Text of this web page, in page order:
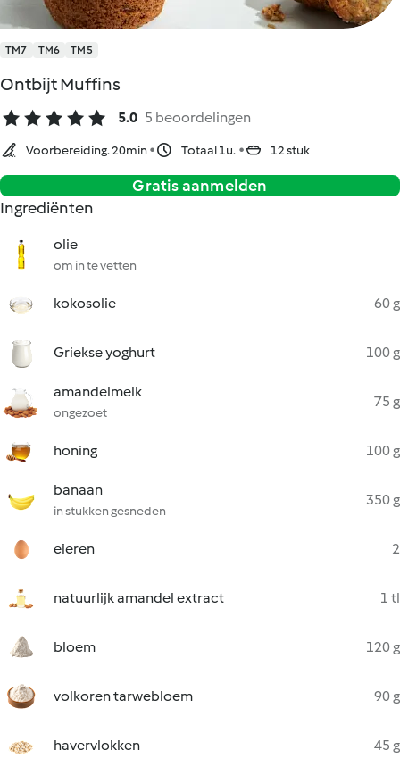
TM7 TM6 TM5
Ontbijt Muffins
5.0 5 beoordelingen
Voorbereiding. 20min Totaal 1u. 12 stuk
Gratis aanmelden
Ingrediënten
olie
om in te vetten
kokosolie 60 g
Griekse yoghurt 100 g
amandelmelk
ongezoet
75 g
honing 100 g
banaan
in stukken gesneden
350 g
eieren 2
natuurlijk amandel extract 1 tl
bloem 120 g
volkoren tarwebloem 90 g
havervlokken 45 g